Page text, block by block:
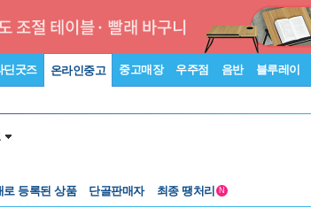
딘굿즈 온라인중고 중고매장 우주점 음반 블루레이
로 등록된 상품 단골판매자 최종 땡처리 N